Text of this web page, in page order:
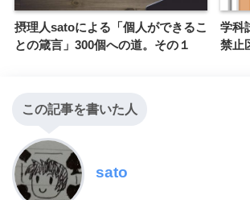
摂理人satoによる「個人ができるこ
との箴言」300個への道。その１
学科
禁止
この記事を書いた人
sato